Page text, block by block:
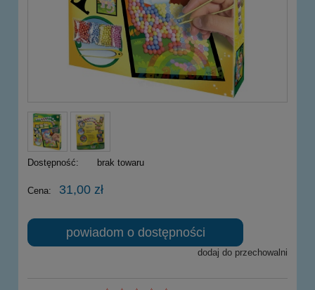
Dostępność: brak towaru
Cena: 31,00 zł
powiadom o dostępności
dodaj do przechowalni